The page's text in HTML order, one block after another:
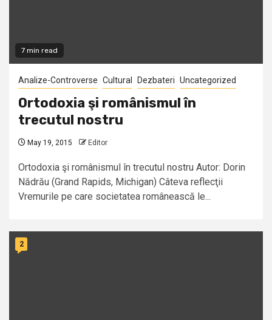
7 min read
Analize-Controverse Cultural Dezbateri Uncategorized
Ortodoxia şi românismul în
trecutul nostru
May 19, 2015 Editor
Ortodoxia şi românismul în trecutul nostru Autor: Dorin
Nădrău (Grand Rapids, Michigan) Câteva reflecţii
Vremurile pe care societatea românească le...
2